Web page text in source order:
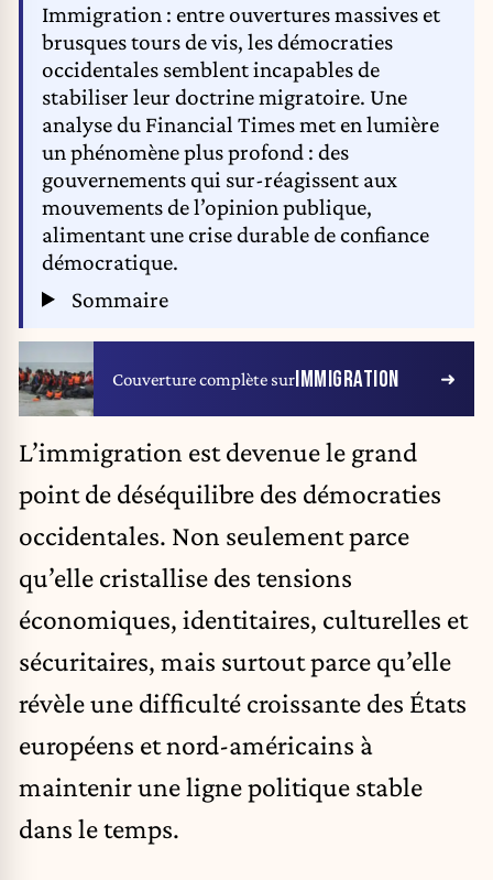
Immigration : entre ouvertures massives et
brusques tours de vis, les démocraties
occidentales semblent incapables de
stabiliser leur doctrine migratoire. Une
analyse du Financial Times met en lumière
un phénomène plus profond : des
gouvernements qui sur-réagissent aux
mouvements de l’opinion publique,
alimentant une crise durable de confiance
démocratique.
Sommaire
Couverture complète surIMMIGRATION
L’immigration est devenue le grand
point de déséquilibre des démocraties
occidentales. Non seulement parce
qu’elle cristallise des tensions
économiques, identitaires, culturelles et
sécuritaires, mais surtout parce qu’elle
révèle une difficulté croissante des États
européens et nord-américains à
maintenir une ligne politique stable
dans le temps.